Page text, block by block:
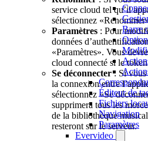
Barre
Éditeur de
Fichiers
Navigation
Paramètres
Evervideo
service cloud tel qu’il
sélectionnez
Paramètres : Pour
données
«Paramètres». Vous
cloud connecté si le
Se déconnecter: Si vous
la connexion entre
sélectionnez «Se
supprimera tous les
de la bibliothèque
resteront sur le serveur.